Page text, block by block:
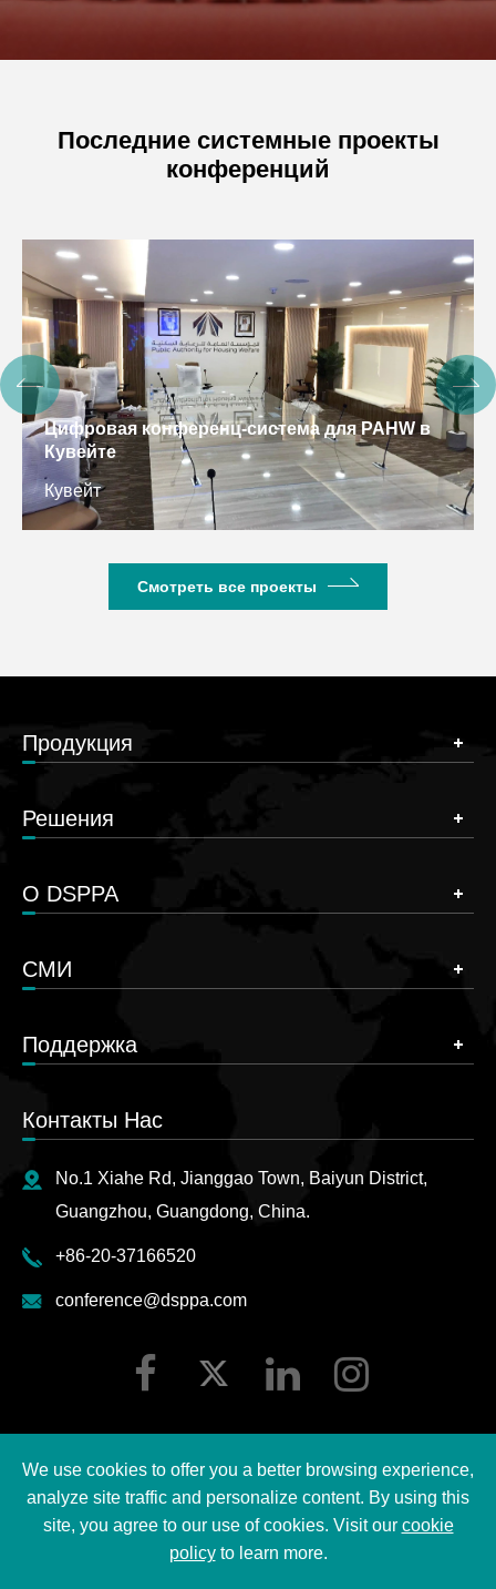
Последние системные проекты
конференций
Цифровая конференц-система для PAHW в
Кувейте
Кувейт
Смотреть все проекты
Продукция
Решения
О DSPPA
СМИ
Поддержка
Контакты Нас
No.1 Xiahe Rd, Jianggao Town, Baiyun District,
Guangzhou, Guangdong, China.
+86-20-37166520
conference@dsppa.com
Авторские права ©
2026 Guangzhou DSPPA Audio Co.,
Все права защищены.
We use cookies to offer you a better browsing experience,
analyze site traffic and personalize content. By using this
site, you agree to our use of cookies. Visit our cookie
policyto learn more.